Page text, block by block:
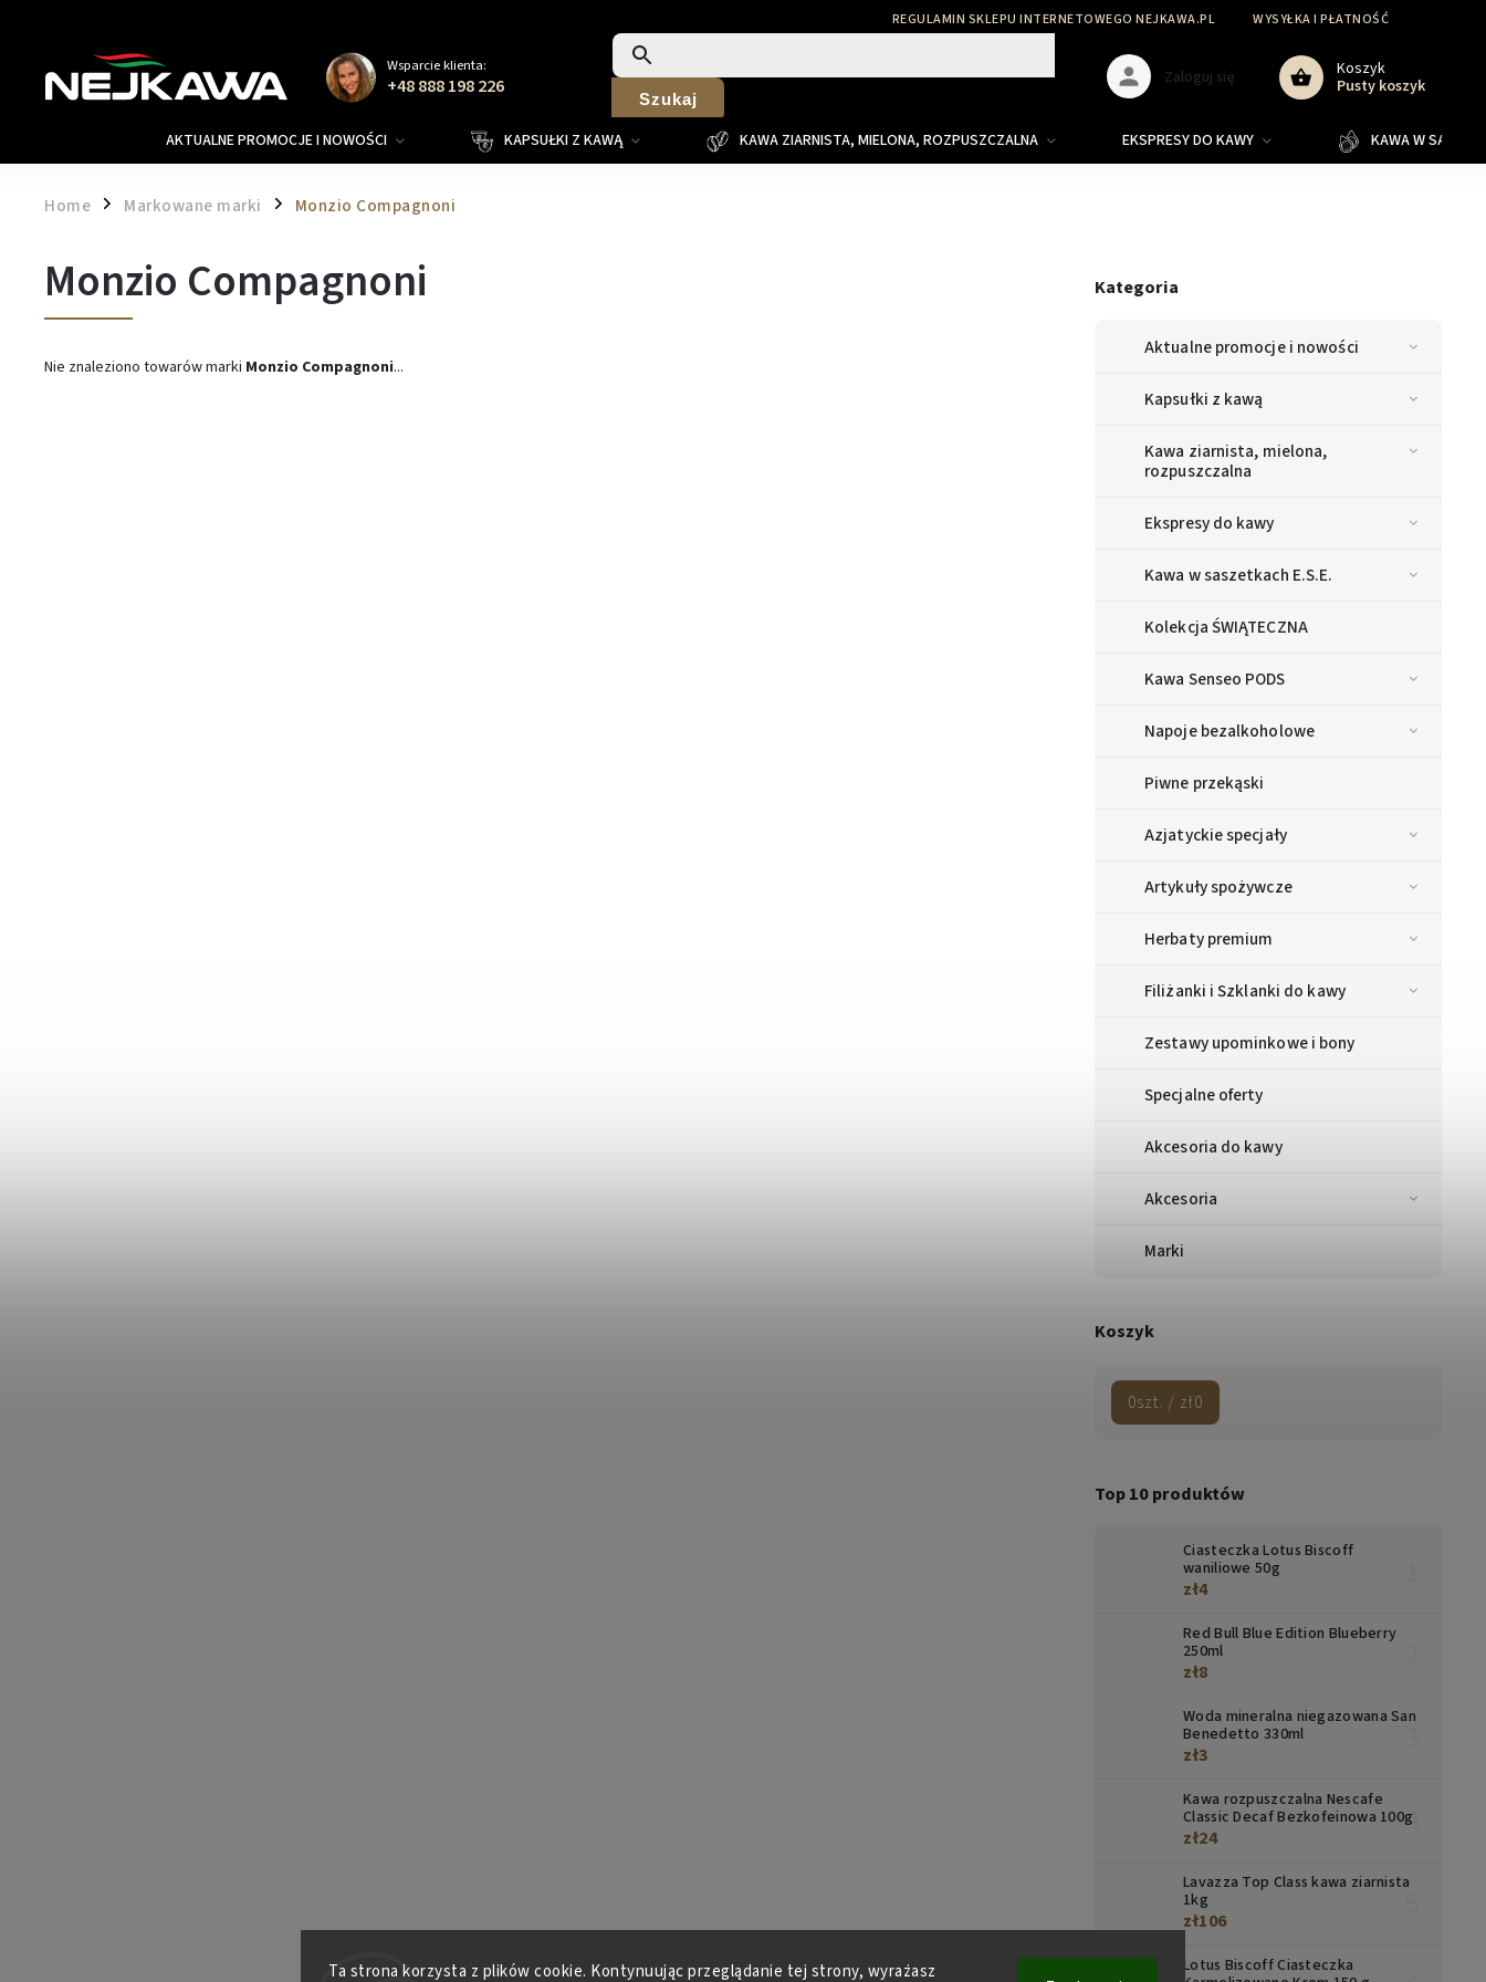
Ta strona korzysta z plików cookie. Kontynuując przeglądanie tej strony, wyrażasz
REGULAMIN SKLEPU INTERNETOWEGO NEJKAWA.PL WYSYŁKA I PŁATNOŚĆ
Wsparcie klienta:
+48 888 198 226 Szukaj
Koszyk
Pusty koszyk
Zaloguj się
AKTUALNE PROMOCJE I NOWOŚCI KAPSUŁKI Z KAWĄ KAWA ZIARNISTA, MIELONA, ROZPUSZCZALNA EKSPRESY DO KAWY KAWA W
Home / Markowane marki / Monzio Compagnoni
Kategoria
Aktualne promocje i nowości
Kapsułki z kawą
Kawa ziarnista, mielona,
rozpuszczalna
Ekspresy do kawy
Kawa w saszetkach E.S.E.
Kolekcja ŚWIĄTECZNA
Kawa Senseo PODS
Napoje bezalkoholowe
Piwne przekąski
Azjatyckie specjały
Artykuły spożywcze
Herbaty premium
Filiżanki i Szklanki do kawy
Zestawy upominkowe i bony
Specjalne oferty
Akcesoria do kawy
Akcesoria
Marki
Koszyk
0szt. / zł0
Top 10 produktów
Ciasteczka Lotus Biscoff
waniliowe 50g
zł4
Red Bull Blue Edition Blueberry
250ml
zł8
Woda mineralna niegazowana San
Benedetto 330ml
zł3
Kawa rozpuszczalna Nescafe
Classic Decaf Bezkofeinowa 100g
zł24
Lavazza Top Class kawa ziarnista
1kg
zł106
Lotus Biscoff Ciasteczka
Monzio Compagnoni
Nie znaleziono towarów marki Monzio Compagnoni...